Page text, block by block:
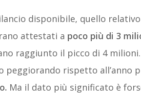
disponibile, quello
attestati a poco più di 3
raggiunto il picco di 4
peggiorando rispetto all’anno
Ma il dato più significato è